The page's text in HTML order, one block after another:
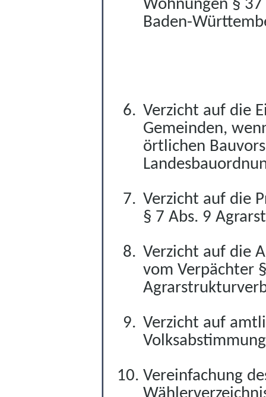
Wohnungen §
Baden-
Verzicht auf die
Gemeinden,
örtlichen
Verzicht auf die
§ 7 Abs. 9
Verzicht auf die
vom Verpächter
Verzicht auf
Vereinfachung